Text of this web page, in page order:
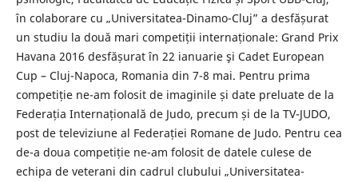
în colaborare cu „Universitatea-Dinamo-Cluj” a desfășurat
un studiu la două mari competiții internaționale: Grand Prix
Havana 2016 desfășurat în 22 ianuarie şi Cadet European
Cup – Cluj-Napoca, Romania din 7-8 mai. Pentru prima
competiție ne-am folosit de imaginile și date preluate de la
Federația Internațională de Judo, precum și de la TV-JUDO,
post de televiziune al Federației Romane de Judo. Pentru cea
de-a doua competiție ne-am folosit de datele culese de
echipa de veterani din cadrul clubului „Universitatea-